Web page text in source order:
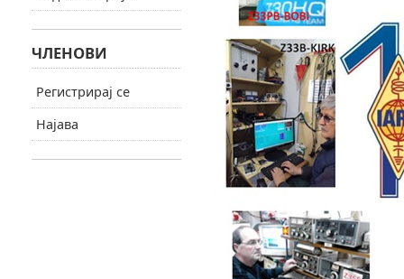
ЧЛЕНОВИ
Регистрирај се
Најава